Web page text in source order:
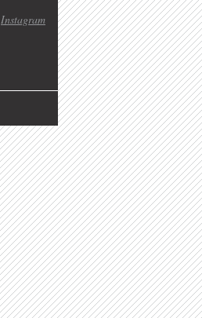
Instagram